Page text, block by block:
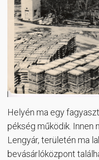
Helyén ma egy
pékség működik. Innen
Lengyár, területén ma
bevásárlóközpont